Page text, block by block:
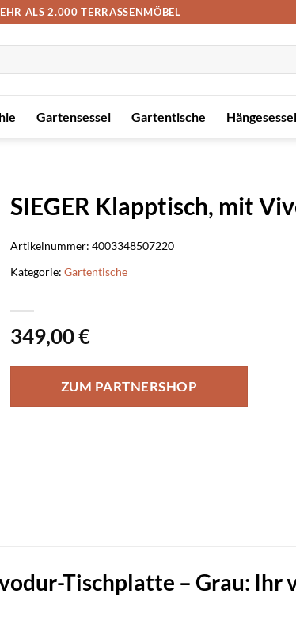
ALS 2.000 TERRASSENMÖBEL
Gartensessel Gartentische Hängesessel
SIEGER Klapptisch, mit
349,00€
ZUM PARTNERSHOP
Artikelnummer: 4003348507220
Kategorie: Gartentische
Tischplatte – Grau: